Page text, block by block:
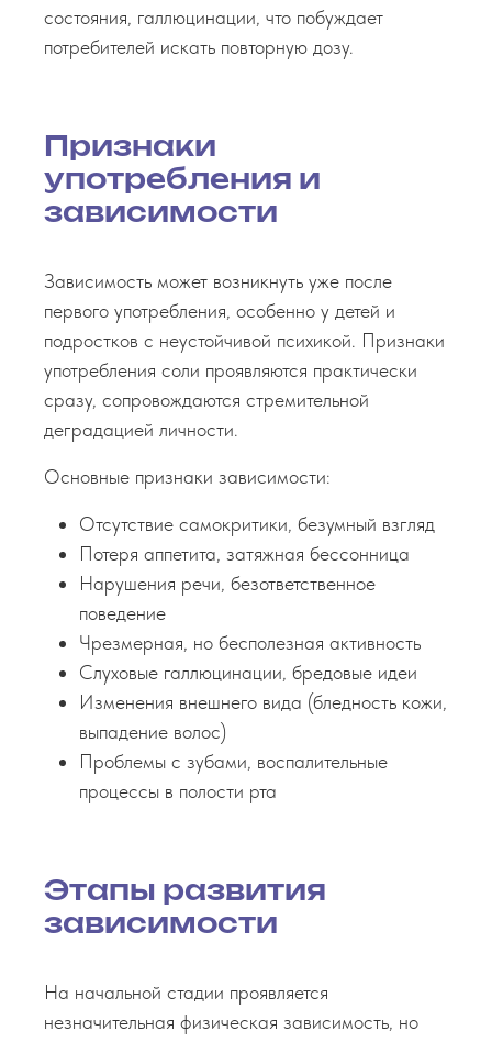
состояния, галлюцинации, что побуждает
потребителей искать повторную дозу.
Признаки
употребления и
зависимости
Зависимость может возникнуть уже после
первого употребления, особенно у детей и
подростков с неустойчивой психикой. Признаки
употребления соли проявляются практически
сразу, сопровождаются стремительной
деградацией личности.
Основные признаки зависимости:
Отсутствие самокритики, безумный взгляд
Потеря аппетита, затяжная бессонница
Нарушения речи, безответственное
поведение
Чрезмерная, но бесполезная активность
Слуховые галлюцинации, бредовые идеи
Изменения внешнего вида (бледность кожи,
выпадение волос)
Проблемы с зубами, воспалительные
процессы в полости рта
Этапы развития
зависимости
На начальной стадии проявляется
незначительная физическая зависимость, но